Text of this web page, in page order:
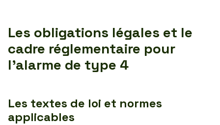
Les obligations légales et le
cadre réglementaire pour
l’alarme de type 4
Les textes de loi et normes
applicables